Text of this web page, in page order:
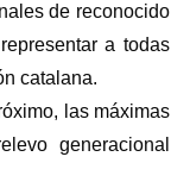
de reconocido
a todas
catalana.
las máximas
generacional